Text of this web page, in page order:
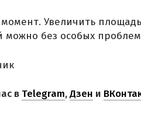
Увеличить площадь
можно без особых
в Telegram,Дзен и